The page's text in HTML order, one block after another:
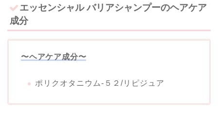
エッセンシャル バリアシャンプーのヘアケア
成分
〜ヘアケア成分〜
ポリクオタニウム-５２/リピジュア